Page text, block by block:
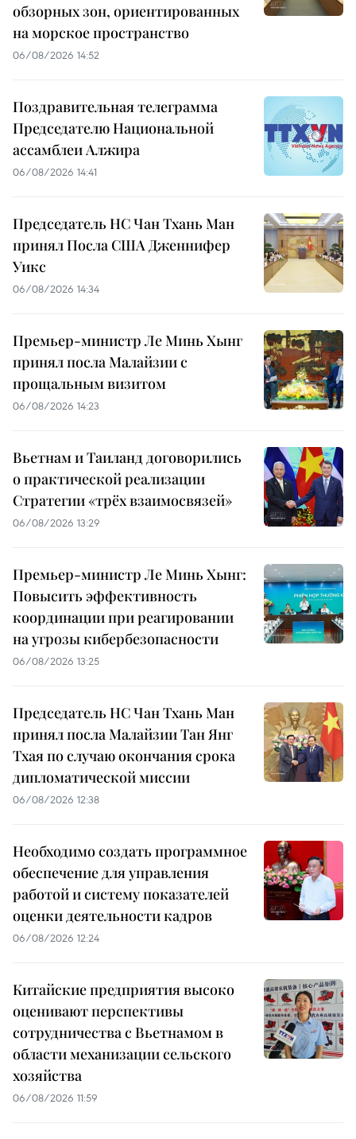
обзорных зон, ориентированных
на морское пространство
06/08/2026 14:52
Поздравительная телеграмма
Председателю Национальной
ассамблеи Алжира
06/08/2026 14:41
Председатель НС Чан Тхань Ман
принял Посла США Дженнифер
Уикс
06/08/2026 14:34
Премьер-министр Ле Минь Хынг
принял посла Малайзии с
прощальным визитом
06/08/2026 14:23
Вьетнам и Таиланд договорились
о практической реализации
Стратегии «трёх взаимосвязей»
06/08/2026 13:29
Премьер-министр Ле Минь Хынг:
Повысить эффективность
координации при реагировании
на угрозы кибербезопасности
06/08/2026 13:25
Председатель НС Чан Тхань Ман
принял посла Малайзии Тан Янг
Тхая по случаю окончания срока
дипломатической миссии
06/08/2026 12:38
Необходимо создать программное
обеспечение для управления
работой и систему показателей
оценки деятельности кадров
06/08/2026 12:24
Китайские предприятия высоко
оценивают перспективы
сотрудничества с Вьетнамом в
области механизации сельского
хозяйства
06/08/2026 11:59